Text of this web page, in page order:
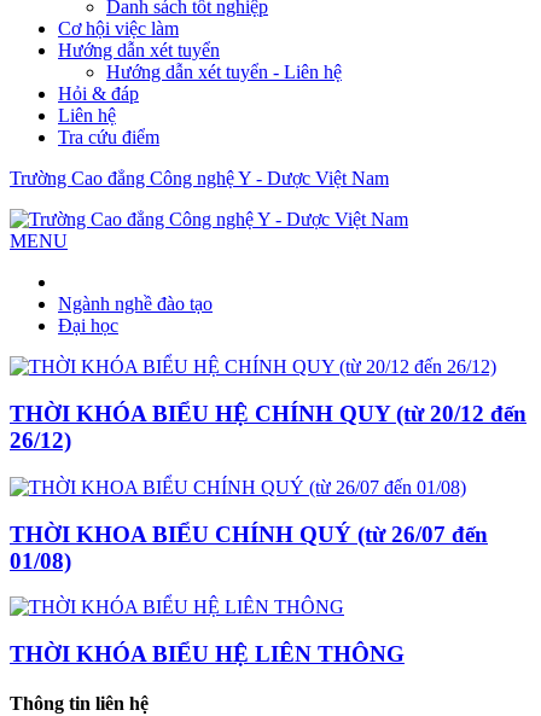
Danh sách tốt nghiệp
Cơ hội việc làm
Hướng dẫn xét tuyển
Hướng dẫn xét tuyển - Liên hệ
Hỏi & đáp
Liên hệ
Tra cứu điểm
Trường Cao đẳng Công nghệ Y - Dược Việt Nam
MENU
Ngành nghề đào tạo
Đại học
THỜI KHÓA BIỂU HỆ CHÍNH QUY (từ 20/12 đến
26/12)
THỜI KHOA BIỂU CHÍNH QUÝ (từ 26/07 đến
01/08)
THỜI KHÓA BIỂU HỆ LIÊN THÔNG
Thông tin liên hệ